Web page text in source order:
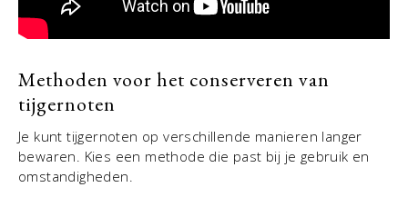
Methoden voor het conserveren van
tijgernoten
Je kunt tijgernoten op verschillende manieren langer
bewaren. Kies een methode die past bij je gebruik en
omstandigheden.